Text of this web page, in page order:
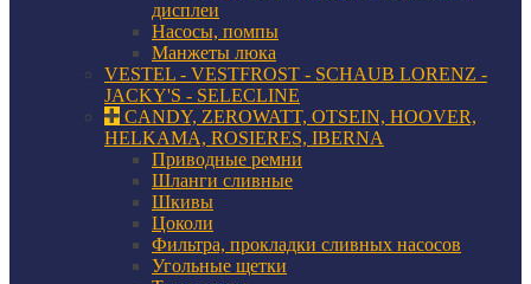
дисплеи
Насосы, помпы
Манжеты люка
VESTEL - VESTFROST - SCHAUB LORENZ -
JACKY'S - SELECLINE
CANDY, ZEROWATT, OTSEIN, HOOVER,
HELKAMA, ROSIERES, IBERNA
Приводные ремни
Шланги сливные
Шкивы
Цоколи
Фильтра, прокладки сливных насосов
Угольные щетки